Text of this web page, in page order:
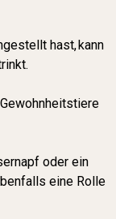
hast, kann
oder ein
eine Rolle